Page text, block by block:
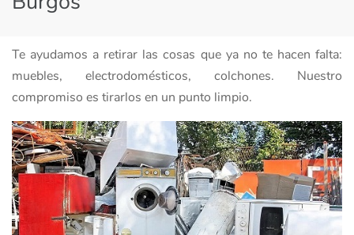
Te ayudamos a retirar las cosas que ya no te hacen falta:
muebles, electrodomésticos, colchones. Nuestro
compromiso es tirarlos en un punto limpio.